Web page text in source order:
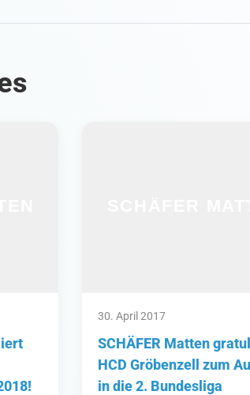
30. April 2017
SCHÄFER Matten
HCD Gröbenzell zum
in die 2. Bundesliga